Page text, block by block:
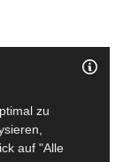
zu
auf "Alle